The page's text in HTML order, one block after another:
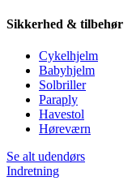
Sikkerhed & tilbehør
Cykelhjelm
Babyhjelm
Solbriller
Paraply
Havestol
Høreværn
Se alt udendørs
Indretning